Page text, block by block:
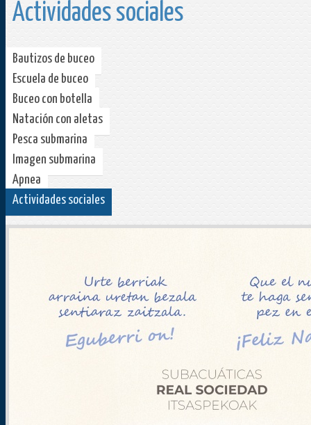
Actividades sociales
Bautizos de buceo
Escuela de buceo
Buceo con botella
Natación con aletas
Pesca submarina
Imagen submarina
Apnea
Actividades sociales